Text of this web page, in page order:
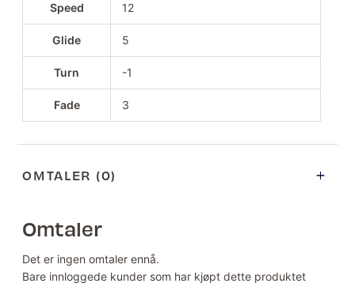
Speed 12
Glide 5
Turn -1
Fade 3
OMTALER (0)
Omtaler
Det er ingen omtaler ennå.
Bare innloggede kunder som har kjøpt dette produktet